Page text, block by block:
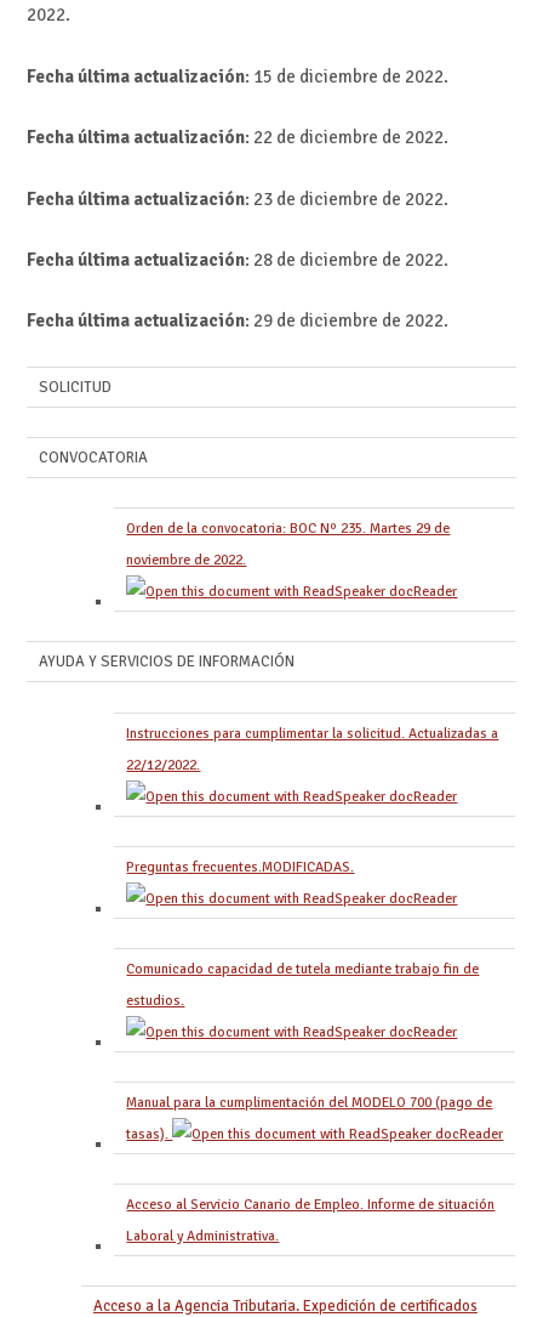
2022.
Fecha última actualización: 15 de diciembre de 2022.
Fecha última actualización: 22 de diciembre de 2022.
Fecha última actualización: 23 de diciembre de 2022.
Fecha última actualización: 28 de diciembre de 2022.
Fecha última actualización: 29 de diciembre de 2022.
SOLICITUD
CONVOCATORIA
Orden de la convocatoria: BOC Nº 235. Martes 29 de
noviembre de 2022.
AYUDA Y SERVICIOS DE INFORMACIÓN
Instrucciones para cumplimentar la solicitud. Actualizadas a
22/12/2022.
Preguntas frecuentes.MODIFICADAS.
Comunicado capacidad de tutela mediante trabajo fin de
estudios.
Manual para la cumplimentación del MODELO 700 (pago de
tasas).
Acceso al Servicio Canario de Empleo. Informe de situación
Laboral y Administrativa.
Acceso a la Agencia Tributaria. Expedición de certificados